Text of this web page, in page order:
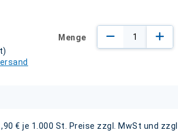
Menge
€ je 1.000 St. Preise zzgl. MwSt und zzgl.